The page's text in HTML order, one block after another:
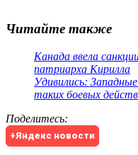
Читайте также
Канада ввела
патриарха Кирилла
Удивились:
таких боевых
Поделитесь:
+Яндекс новости